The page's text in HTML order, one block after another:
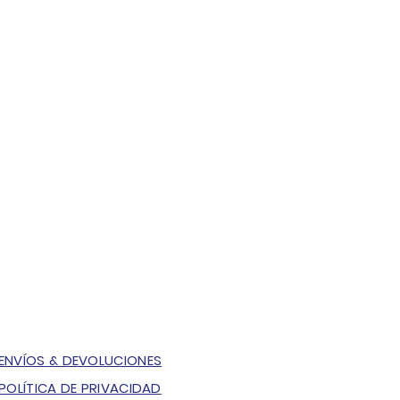
& DEVOLUCIONES
DE PRIVACIDAD